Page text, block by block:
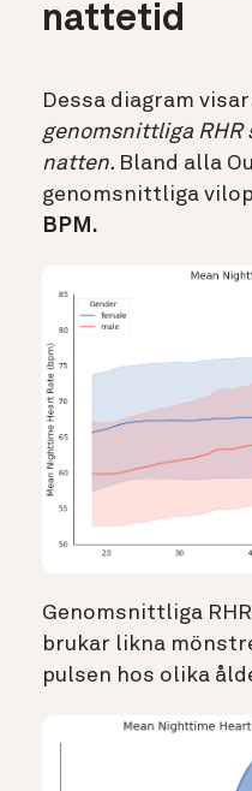
nattetid
Dessa diagram
genomsnittliga RHR
natten. Bland alla
genomsnittliga
BPM.
Genomsnittliga
brukar likna
pulsen hos olika